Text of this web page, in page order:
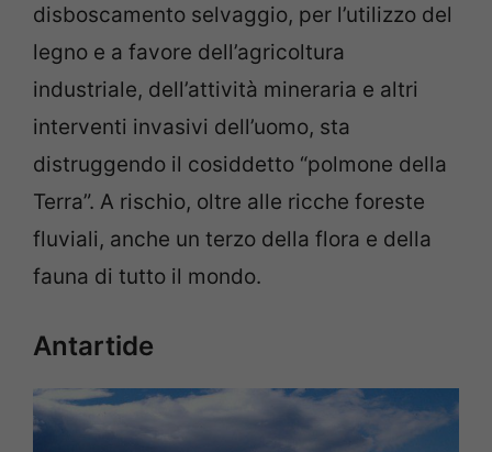
disboscamento selvaggio, per l’utilizzo del
legno e a favore dell’agricoltura
industriale, dell’attività mineraria e altri
interventi invasivi dell’uomo, sta
distruggendo il cosiddetto “polmone della
Terra”. A rischio, oltre alle ricche foreste
fluviali, anche un terzo della flora e della
fauna di tutto il mondo.
Antartide